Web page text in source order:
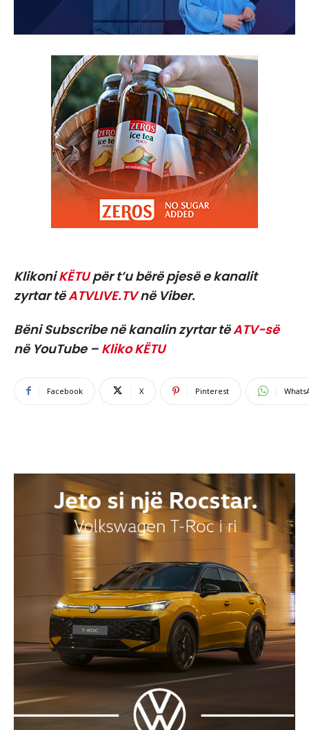
KlikoniKËTUpër t’u bërë pjesë e kanalit
zyrtar tëATVLIVE.TVnë Viber.
Bëni Subscribe në kanalin zyrtar tëATV-së
në YouTube – Kliko KËTU
Facebook X Pinterest